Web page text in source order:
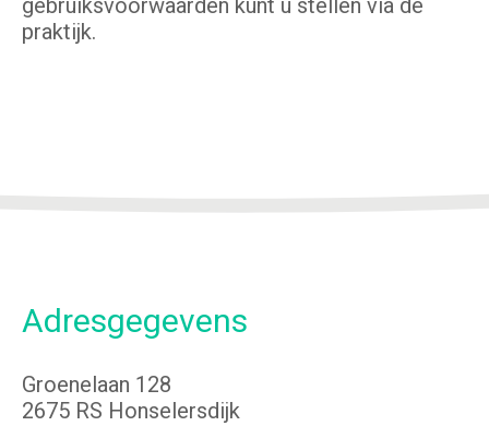
gebruiksvoorwaarden kunt u stellen via de
praktijk.
Adresgegevens
Groenelaan 128
2675 RS Honselersdijk